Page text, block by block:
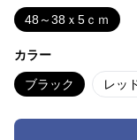
48～38ｘ5ｃｍ
カラー
ブラック レッ